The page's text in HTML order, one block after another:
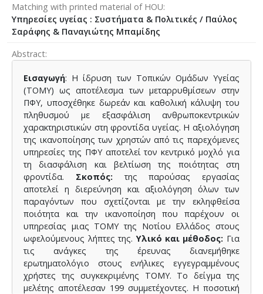
Matching with printed material of HOU
Υπηρεσίες υγείας : Συστήματα & Πολιτικές / Παύλος
Σαράφης & Παναγιώτης Μπαμίδης
Abstract
Εισαγωγή: Η ίδρυση των Τοπικών Ομάδων Υγείας
(ΤΟΜΥ) ως αποτέλεσμα των μεταρρυθμίσεων στην
ΠΦΥ, υποσχέθηκε δωρεάν και καθολική κάλυψη του
πληθυσμού με εξασφάλιση ανθρωποκεντρικών
χαρακτηριστικών στη φροντίδα υγείας. Η αξιολόγηση
της ικανοποίησης των χρηστών από τις παρεχόμενες
υπηρεσίες της ΠΦΥ αποτελεί τον κεντρικό μοχλό για
τη διασφάλιση και βελτίωση της ποιότητας στη
φροντίδα. Σκοπός: της παρούσας εργασίας
αποτελεί η διερεύνηση και αξιολόγηση όλων των
παραγόντων που σχετίζονται με την εκληφθείσα
ποιότητα και την ικανοποίηση που παρέχουν οι
υπηρεσίας μιας ΤΟΜΥ της Νοτίου Ελλάδος στους
ωφελούμενους λήπτες της. Υλικό και μέθοδος: Για
τις ανάγκες της έρευνας διανεμήθηκε
ερωτηματολόγιο στους ενήλικες εγγεγραμμένους
χρήστες της συγκεκριμένης ΤΟΜΥ. Το δείγμα της
μελέτης αποτέλεσαν 199 συμμετέχοντες. Η ποσοτική